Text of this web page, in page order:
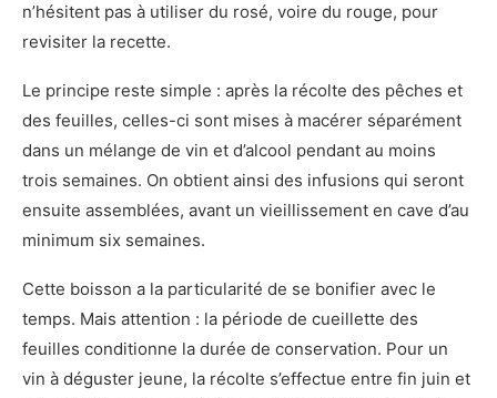
n’hésitent pas à utiliser du rosé, voire du rouge, pour
revisiter la recette.
Le principe reste simple : après la récolte des pêches et
des feuilles, celles-ci sont mises à macérer séparément
dans un mélange de vin et d’alcool pendant au moins
trois semaines. On obtient ainsi des infusions qui seront
ensuite assemblées, avant un vieillissement en cave d’au
minimum six semaines.
Cette boisson a la particularité de se bonifier avec le
temps. Mais attention : la période de cueillette des
feuilles conditionne la durée de conservation. Pour un
vin à déguster jeune, la récolte s’effectue entre fin juin et